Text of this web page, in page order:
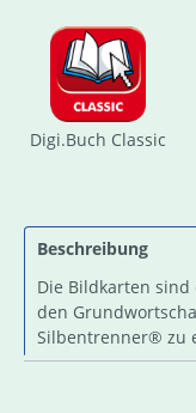
Digi.Buch Classic
Beschreibung
Die Bildkarten
den
Silbentrenner® zu